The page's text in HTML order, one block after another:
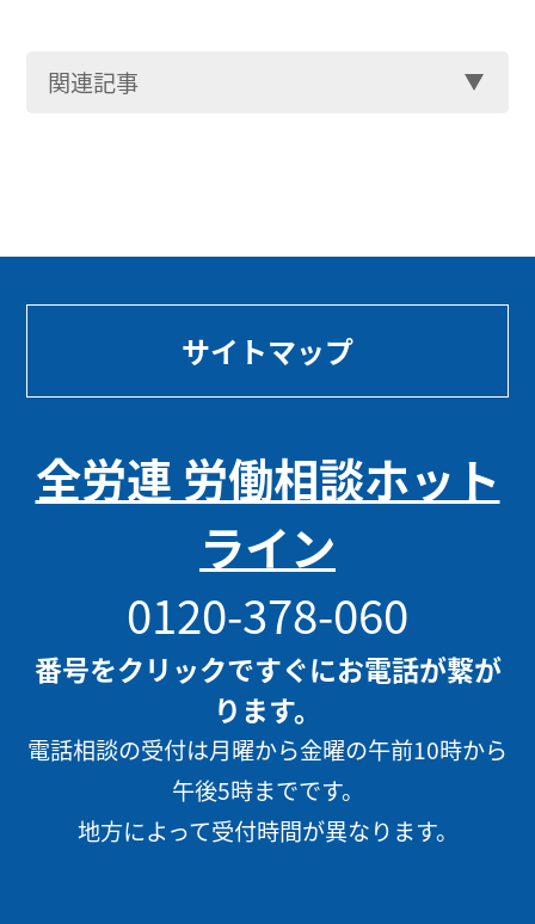
関連記事
サイトマップ
全労連 労働相談ホット
ライン
0120-378-060
番号をクリックですぐにお電話が繋が
ります。
電話相談の受付は月曜から金曜の午前10時から
午後5時までです。
地方によって受付時間が異なります。